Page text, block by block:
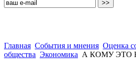
Главная События и мнения Оценка
общества Экономика А КОМУ ЭТО